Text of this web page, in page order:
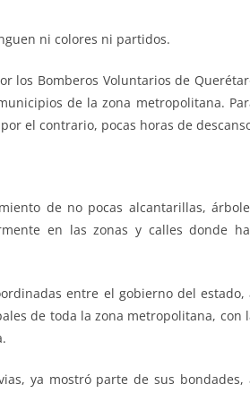
ni colores ni partidos.
los Bomberos Voluntarios de
de la zona metropolitana.
el contrario, pocas horas de
de no pocas alcantarillas,
en las zonas y calles donde
entre el gobierno del estado,
de toda la zona metropolitana, con
ya mostró parte de sus bondades,